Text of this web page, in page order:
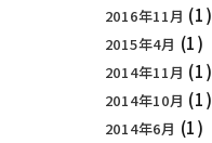
2016年11月 (1)
2015年4月 (1)
2014年11月 (1)
2014年10月 (1)
2014年6月 (1)